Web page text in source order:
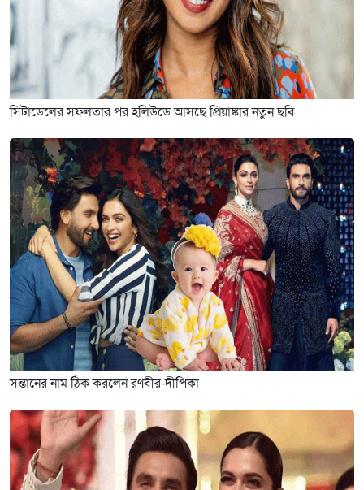
সিটাডেলের সফলতার পর হলিউডে আসছে প্রিয়াঙ্কার নতুন ছবি
সন্তানের নাম ঠিক করলেন রণবীর-দীপিকা